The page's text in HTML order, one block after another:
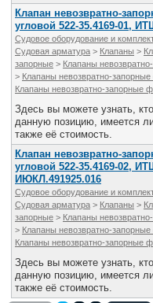
Клапан невозвратно-
угловой 522-35.4169-01,
Судовое оборудование и
Судовая арматура > Клапаны >
запорные > Клапаны
> Клапаны невозвратно-
Клапаны невозвратно-запорные
Здесь вы можете узнать,
данную позицию, имеется
также её стоимость.
Клапан невозвратно-
угловой 522-35.4169-02,
ИЮКЛ.491925.016
Судовое оборудование и
Судовая арматура > Клапаны >
запорные > Клапаны
> Клапаны невозвратно-
Клапаны невозвратно-запорные
Здесь вы можете узнать,
данную позицию, имеется
также её стоимость.